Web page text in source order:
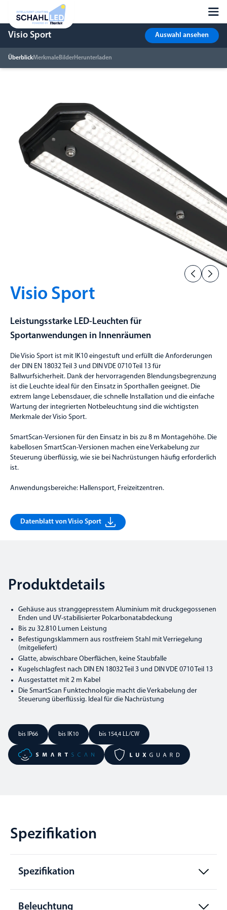
Visio Sport
ÜberblickMerkmaleBilderHerunterladen
Auswahl ansehen
Visio Sport
Leistungsstarke LED-Leuchten für
Sportanwendungen in Innenräumen
Die Visio Sport ist mit IK10 eingestuft und erfüllt die Anforderungen
der DIN EN 18032 Teil 3 und DIN VDE 0710 Teil 13 für
Ballwurfsicherheit. Dank der hervorragenden Blendungsbegrenzung
ist die Leuchte ideal für den Einsatz in Sporthallen geeignet. Die
extrem lange Lebensdauer, die schnelle Installation und die einfache
Wartung der integrierten Notbeleuchtung sind die wichtigsten
Merkmale der Visio Sport.
SmartScan-Versionen für den Einsatz in bis zu 8 m Montagehöhe. Die
kabellosen SmartScan-Versionen machen eine Verkabelung zur
Steuerung überflüssig, wie sie bei Nachrüstungen häufig erforderlich
ist.
Anwendungsbereiche: Hallensport, Freizeitzentren.
Datenblatt von Visio Sport
Produktdetails
Gehäuse aus stranggepresstem Aluminium mit druckgegossenen
Enden und UV-stabilisierter Polcarbonatabdeckung
Bis zu 32.810 Lumen Leistung
Befestigungsklammern aus rostfreiem Stahl mit Verriegelung
(mitgeliefert)
Glatte, abwischbare Oberflächen, keine Staubfalle
Kugelschlagfest nach DIN EN 18032 Teil 3 und DIN VDE 0710 Teil 13
Ausgestattet mit 2 m Kabel
Die SmartScan Funktechnologie macht die Verkabelung der
Steuerung überflüssig. Ideal für die Nachrüstung
bis IP66 bis IK10 bis 154,4 LL/CW
Spezifikation
Spezifikation
Beleuchtung